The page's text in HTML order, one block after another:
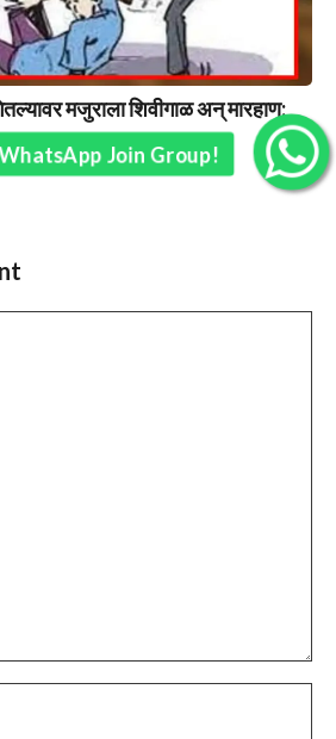
मजुराला शिवीगाळ अन् मारहाण;
WhatsApp Join Group!